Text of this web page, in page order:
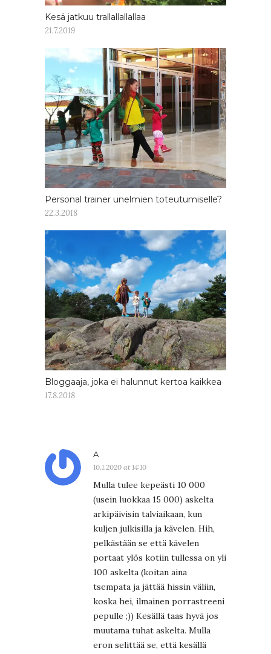
Kesä jatkuu trallallallallaa
21.7.2019
Personal trainer unelmien toteutumiselle?
22.3.2018
Bloggaaja, joka ei halunnut kertoa kaikkea
17.8.2018
A
10.1.2020 at 14:10
Mulla tulee kepeästi 10 000
(usein luokkaa 15 000) askelta
arkipäivisin talviaikaan, kun
kuljen julkisilla ja kävelen. Hih,
pelkästään se että kävelen
portaat ylös kotiin tullessa on yli
100 askelta (koitan aina
tsempata ja jättää hissin väliin,
koska hei, ilmainen porrastreeni
pepulle ;)) Kesällä taas hyvä jos
muutama tuhat askelta. Mulla
eron selittää se, että kesällä